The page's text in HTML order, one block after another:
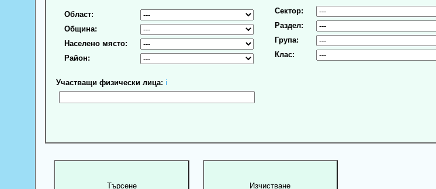
Област:
Община:
Населено място:
Район:
Участващи физически лица: ℹ
Сектор:
Раздел:
Група:
Клас: